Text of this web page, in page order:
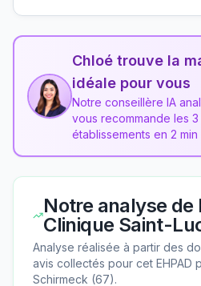
Chloé trouve la
idéale pour vous
Notre conseillère IA
vous recommande les 3
établissements en 2 min
Notre analyse de
Clinique Saint-
Analyse réalisée à partir des
avis collectés pour cet EHPAD
Schirmeck (67).